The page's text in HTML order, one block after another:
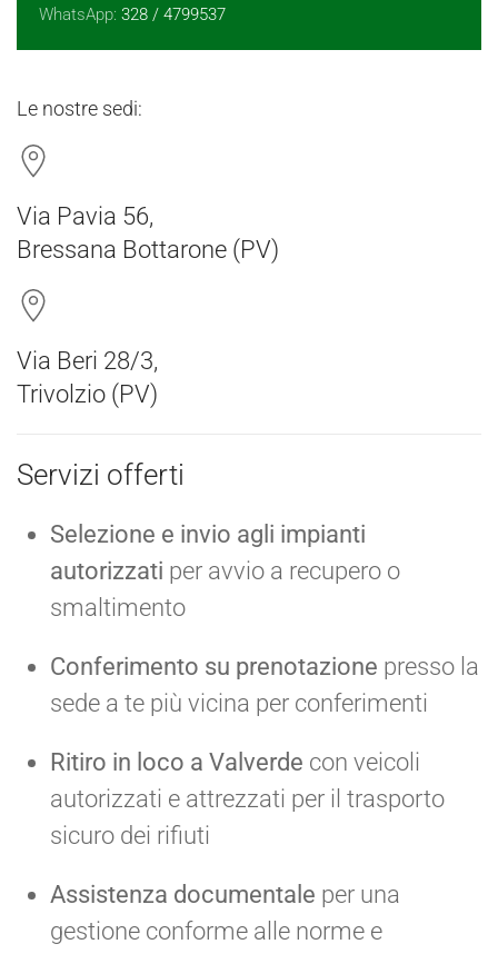
WhatsApp: 328 / 4799537
Le nostre sedi:
Via Pavia 56,
Bressana Bottarone (PV)
Via Beri 28/3,
Trivolzio (PV)
Servizi offerti
Selezione e invio agli impianti
autorizzati per avvio a recupero o
smaltimento
Conferimento su prenotazione presso la
sede a te più vicina per conferimenti
Ritiro in loco a Valverde con veicoli
autorizzati e attrezzati per il trasporto
sicuro dei rifiuti
Assistenza documentale per una
gestione conforme alle norme e